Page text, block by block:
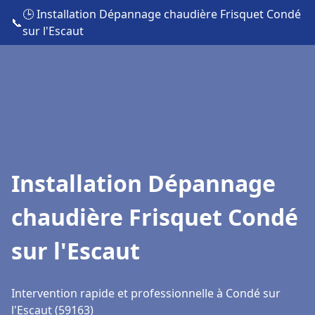
📞
🕒 Installation Dépannage chaudière Frisquet Condé
sur l'Escaut
Installation Dépannage
chaudière Frisquet Condé
sur l'Escaut
Intervention rapide et professionnelle à Condé sur
l'Escaut (59163)